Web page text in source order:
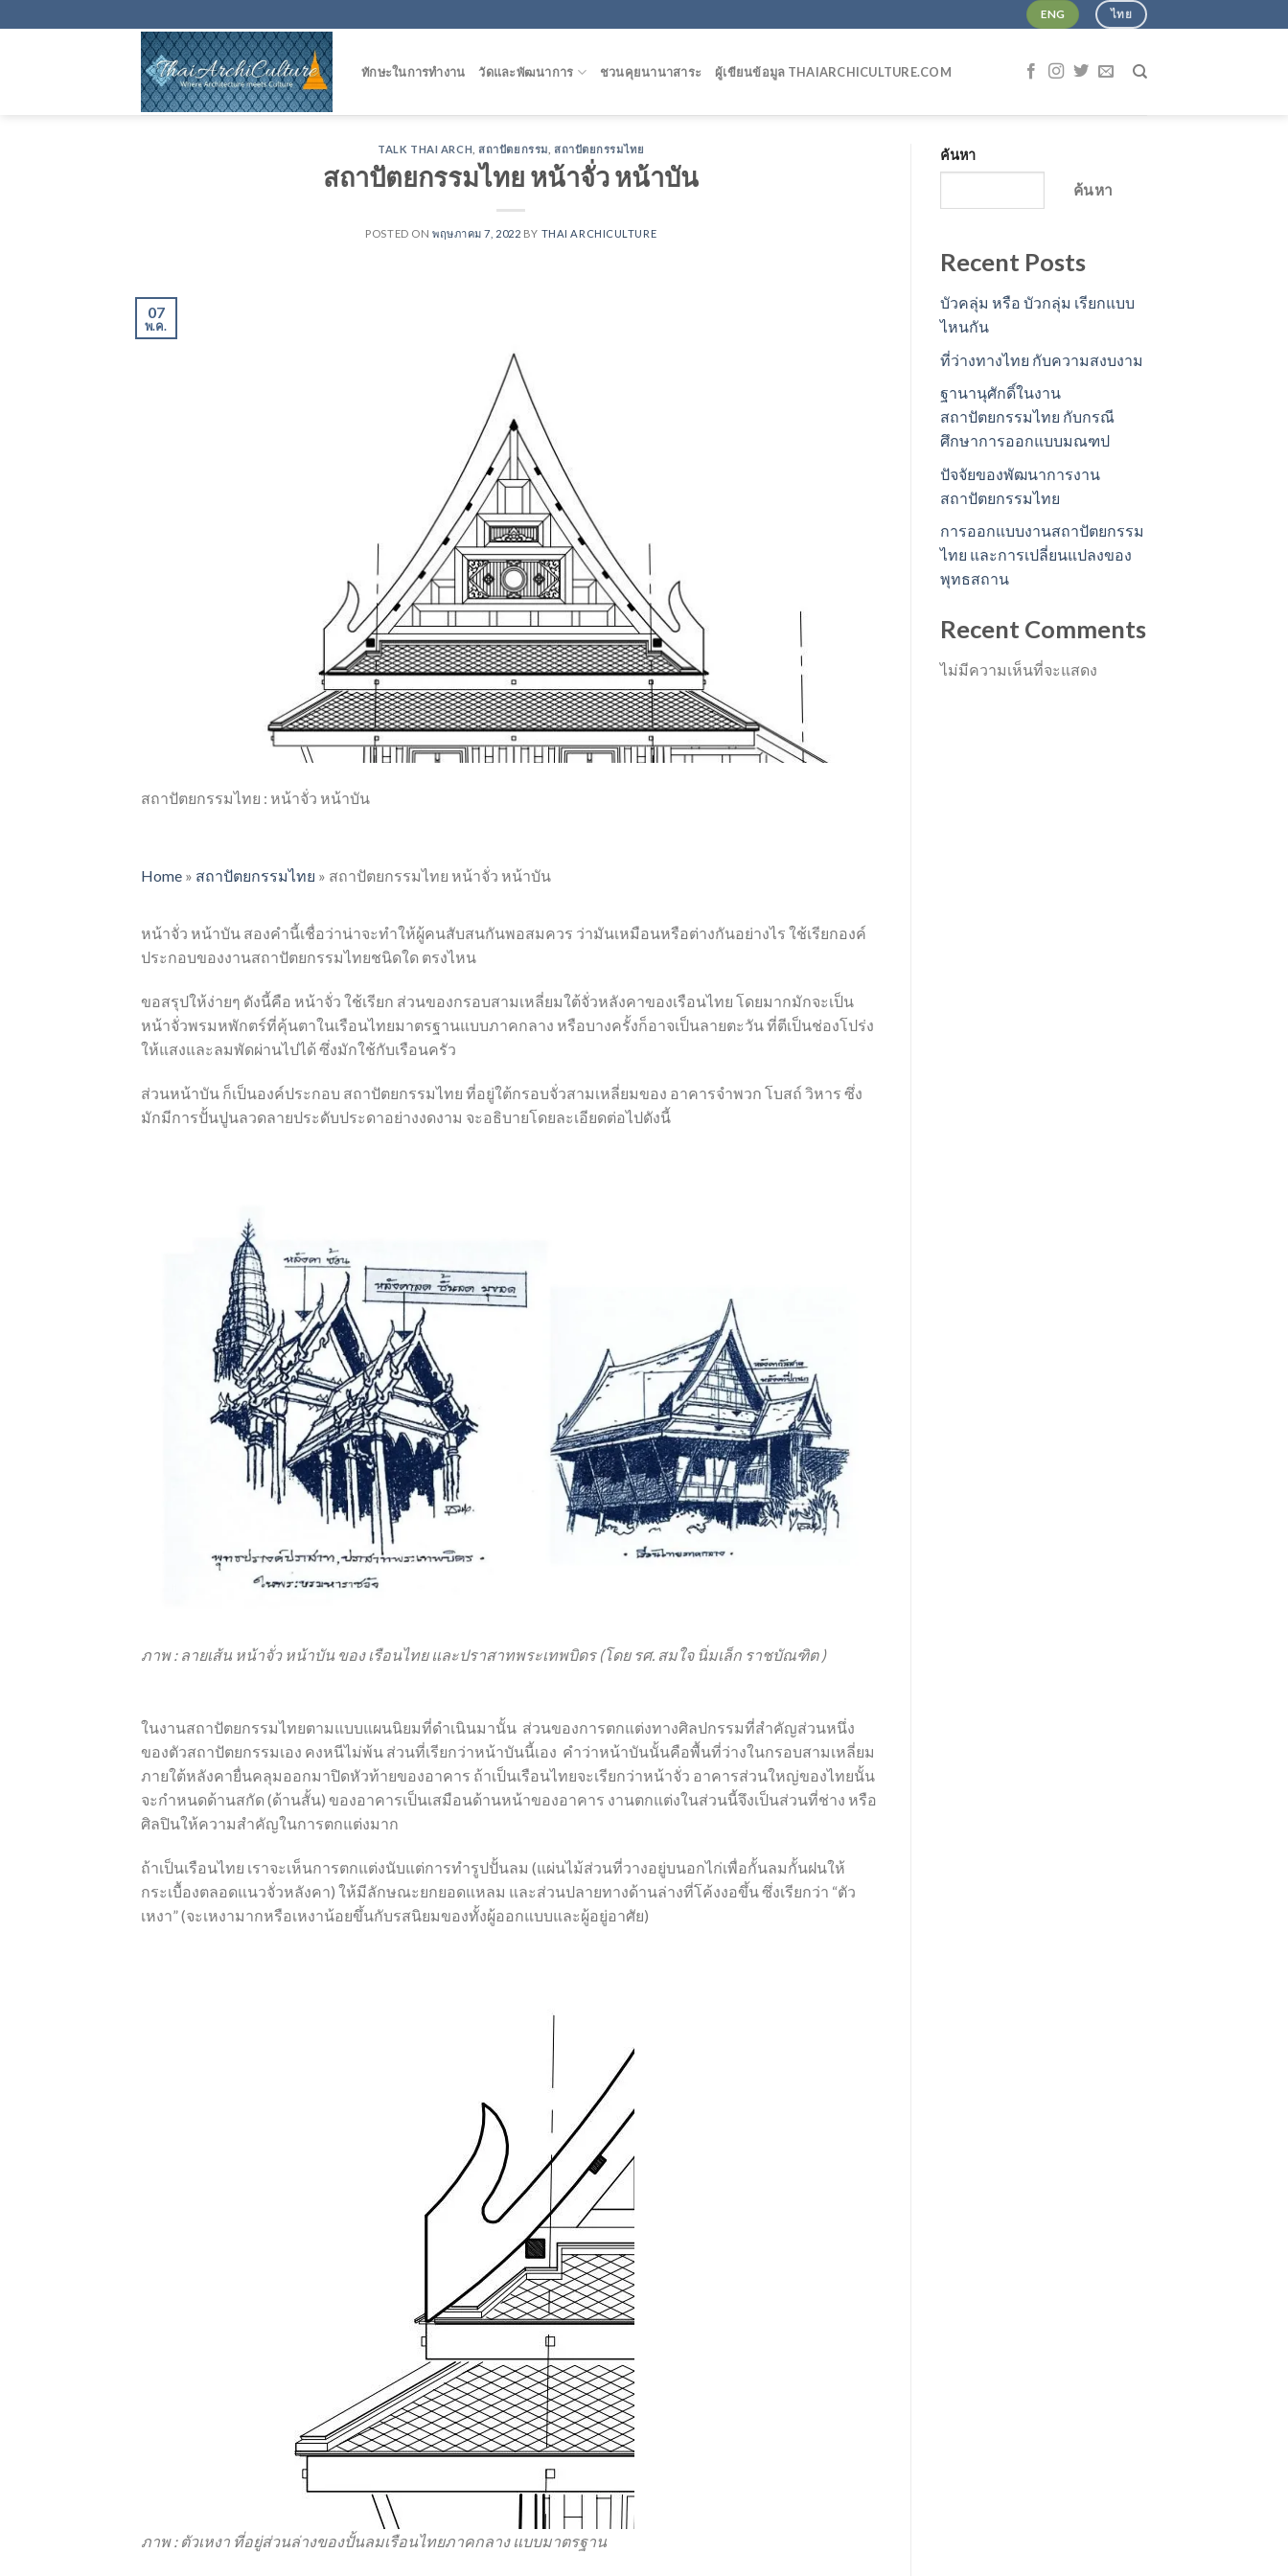
to
ENG ไทย
ทักษะในการทำงาน วัดและพัฒนาการ ชวนคุยนานาสาระ ผู้เขียนข้อมูล THAIARCHICULTURE.COM
TALK THAI ARCH สถาปัตยกรรม สถาปัตยกรรมไทย
สถาปัตยกรรมไทย หน้าจั่ว หน้าบัน
POSTED ON พฤษภาคม 7, 2022 BY THAI ARCHICULTURE
07
พ.ค.
สถาปัตยกรรมไทย : หน้าจั่ว หน้าบัน
Home » สถาปัตยกรรมไทย » สถาปัตยกรรมไทย หน้าจั่ว หน้าบัน
หน้าจั่ว หน้าบัน สองคำนี้เชื่อว่าน่าจะทำให้ผู้คนสับสนกันพอสมควร ว่ามันเหมือนหรือต่างกันอย่างไร ใช้เรียกองค์
ประกอบของงานสถาปัตยกรรมไทยชนิดใด ตรงไหน
ขอสรุปให้ง่ายๆ ดังนี้คือ หน้าจั่ว ใช้เรียก ส่วนของกรอบสามเหลี่ยมใต้จั่วหลังคาของเรือนไทย โดยมากมักจะเป็น
หน้าจั่วพรมหพักตร์ที่คุ้นตาในเรือนไทยมาตรฐานแบบภาคกลาง หรือบางครั้งก็อาจเป็นลายตะวัน ที่ตีเป็นช่องโปร่ง
ให้แสงและลมพัดผ่านไปได้ ซึ่งมักใช้กับเรือนครัว
ส่วนหน้าบัน ก็เป็นองค์ประกอบ สถาปัตยกรรมไทย ที่อยู่ใต้กรอบจั่วสามเหลี่ยมของ อาคารจำพวก โบสถ์ วิหาร ซึ่ง
มักมีการปั้นปูนลวดลายประดับประดาอย่างงดงาม จะอธิบายโดยละเอียดต่อไปดังนี้
ภาพ : ลายเส้น หน้าจั่ว หน้าบัน ของ เรือนไทย และปราสาทพระเทพบิดร (โดย รศ. สมใจ นิ่มเล็ก ราชบัณฑิต )
ในงานสถาปัตยกรรมไทยตามแบบแผนนิยมที่ดำเนินมานั้น ส่วนของการตกแต่งทางศิลปกรรมที่สำคัญส่วนหนึ่ง
ของตัวสถาปัตยกรรมเอง คงหนีไม่พ้น ส่วนที่เรียกว่าหน้าบันนี้เอง คำว่าหน้าบันนั้นคือพื้นที่ว่างในกรอบสามเหลี่ยม
ภายใต้หลังคายื่นคลุมออกมาปิดหัวท้ายของอาคาร ถ้าเป็นเรือนไทยจะเรียกว่าหน้าจั่ว อาคารส่วนใหญ่ของไทยนั้น
จะกำหนดด้านสกัด (ด้านสั้น) ของอาคารเป็นเสมือนด้านหน้าของอาคาร งานตกแต่งในส่วนนี้จึงเป็นส่วนที่ช่าง หรือ
ศิลปินให้ความสำคัญในการตกแต่งมาก
ถ้าเป็นเรือนไทย เราจะเห็นการตกแต่งนับแต่การทำรูปปั้นลม (แผ่นไม้ส่วนที่วางอยู่บนอกไก่เพื่อกั้นลมกั้นฝนให้
กระเบื้องตลอดแนวจั่วหลังคา) ให้มีลักษณะยกยอดแหลม และส่วนปลายทางด้านล่างที่โค้งงอขึ้น ซึ่งเรียกว่า “ตัว
เหงา” (จะเหงามากหรือเหงาน้อยขึ้นกับรสนิยมของทั้งผู้ออกแบบและผู้อยู่อาศัย)
ภาพ : ตัวเหงา ที่อยู่ส่วนล่างของปั้นลมเรือนไทยภาคกลาง แบบมาตรฐาน
ค้นหา
ค้นหา
Recent Posts
บัวคลุ่ม หรือ บัวกลุ่ม เรียกแบบ
ไหนกัน
ที่ว่างทางไทย กับความสงบงาม
ฐานานุศักดิ์ในงาน
สถาปัตยกรรมไทย กับกรณี
ศึกษาการออกแบบมณฑป
ปัจจัยของพัฒนาการงาน
สถาปัตยกรรมไทย
การออกแบบงานสถาปัตยกรรม
ไทย และการเปลี่ยนแปลงของ
พุทธสถาน
Recent Comments
ไม่มีความเห็นที่จะแสดง